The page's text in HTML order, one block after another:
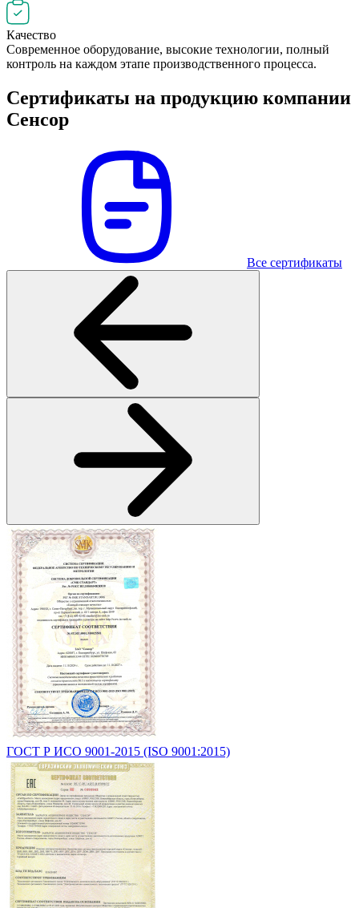
Качество
Современное оборудование, высокие технологии, полный
контроль на каждом этапе производственного процесса.
Сертификаты на продукцию компании
Сенсор
Все сертификаты
ГОСТ Р ИСО 9001-2015 (ISO 9001:2015)